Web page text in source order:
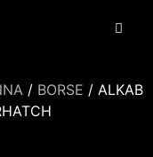
/ BORSE / ALKAB